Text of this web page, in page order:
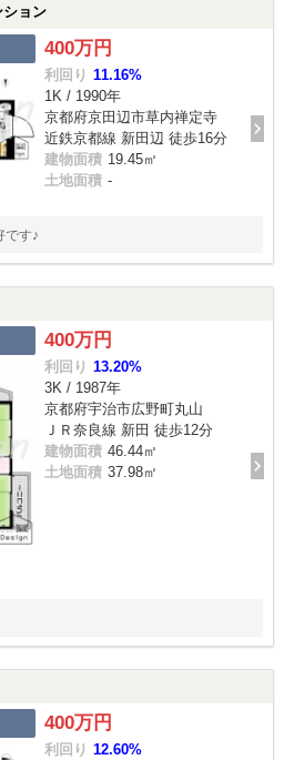
ョン
400万円
利回り 11.16%
1K / 1990年
京都府京田辺市草内禅定寺
近鉄京都線 新田辺 徒歩16分
建物面積 19.45㎡
土地面積 -
です♪
400万円
利回り 13.20%
3K / 1987年
京都府宇治市広野町丸山
ＪＲ奈良線 新田 徒歩12分
建物面積 46.44㎡
土地面積 37.98㎡
400万円
利回り 12.60%